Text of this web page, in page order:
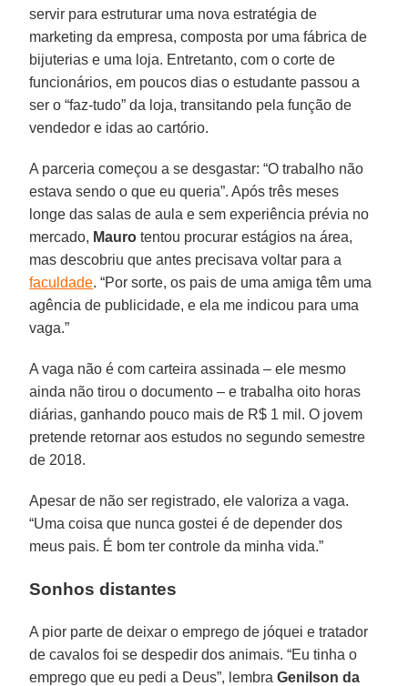
servir para estruturar uma nova estratégia de
marketing da empresa, composta por uma fábrica de
bijuterias e uma loja. Entretanto, com o corte de
funcionários, em poucos dias o estudante passou a
ser o “faz-tudo” da loja, transitando pela função de
vendedor e idas ao cartório.
A parceria começou a se desgastar: “O trabalho não
estava sendo o que eu queria”. Após três meses
longe das salas de aula e sem experiência prévia no
mercado, Mauro tentou procurar estágios na área,
mas descobriu que antes precisava voltar para a
faculdade. “Por sorte, os pais de uma amiga têm uma
agência de publicidade, e ela me indicou para uma
vaga.”
A vaga não é com carteira assinada – ele mesmo
ainda não tirou o documento – e trabalha oito horas
diárias, ganhando pouco mais de R$ 1 mil. O jovem
pretende retornar aos estudos no segundo semestre
de 2018.
Apesar de não ser registrado, ele valoriza a vaga.
“Uma coisa que nunca gostei é de depender dos
meus pais. É bom ter controle da minha vida.”
Sonhos distantes
A pior parte de deixar o emprego de jóquei e tratador
de cavalos foi se despedir dos animais. “Eu tinha o
emprego que eu pedi a Deus”, lembraGenilson da